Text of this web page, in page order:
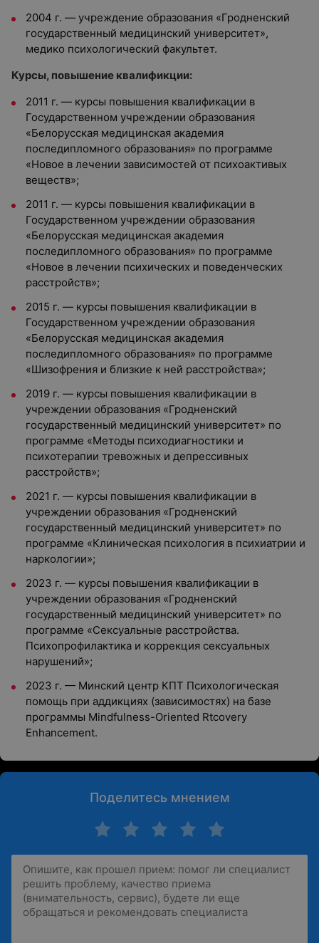
2004 г. — учреждение образования «Гродненский
государственный медицинский университет»,
медико психологический факультет.
Курсы, повышение квалификции:
2011 г. — курсы повышения квалификации в
Государственном учреждении образования
«Белорусская медицинская академия
последипломного образования» по программе
«Новое в лечении зависимостей от психоактивых
веществ»;
2011 г. — курсы повышения квалификации в
Государственном учреждении образования
«Белорусская медицинская академия
последипломного образования» по программе
«Новое в лечении психических и поведенческих
расстройств»;
2015 г. — курсы повышения квалификации в
Государственном учреждении образования
«Белорусская медицинская академия
последипломного образования» по программе
«Шизофрения и близкие к ней расстройства»;
2019 г. — курсы повышения квалификации в
учреждении образования «Гродненский
государственный медицинский университет» по
программе «Методы психодиагностики и
психотерапии тревожных и депрессивных
расстройств»;
2021 г. — курсы повышения квалификации в
учреждении образования «Гродненский
государственный медицинский университет» по
программе «Клиническая психология в психиатрии и
наркологии»;
2023 г. — курсы повышения квалификации в
учреждении образования «Гродненский
государственный медицинский университет» по
программе «Сексуальные расстройства.
Психопрофилактика и коррекция сексуальных
нарушений»;
2023 г. — Минский центр КПТ Психологическая
помощь при аддикциях (зависимостях) на базе
программы Mindfulness-Oriented Rtcovery
Enhancement.
Поделитесь мнением